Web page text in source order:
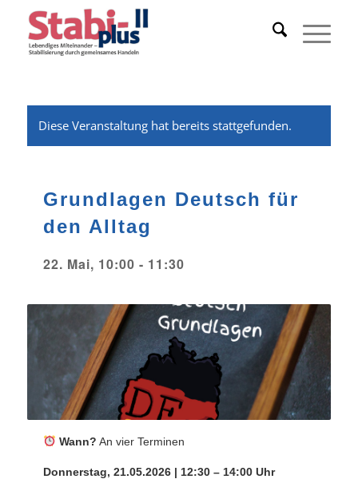
Diese Veranstaltung hat bereits stattgefunden.
Grundlagen Deutsch für
den Alltag
22. Mai, 10:00 - 11:30
Wann? An vier Terminen
Donnerstag, 21.05.2026 | 12:30 – 14:00 Uhr